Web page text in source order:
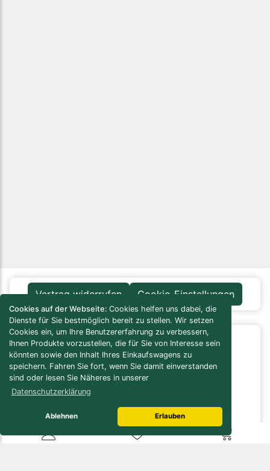
Cookies auf der Webseite:Cookies helfen uns dabei, die
Dienste für Sie bestmöglich bereit zu stellen. Wir setzen
Cookies ein, um Ihre Benutzererfahrung zu verbessern,
Ihnen Produkte vorzustellen, die für Sie von Interesse sein
könnten sowie den Inhalt Ihres Einkaufswagens zu
speichern. Fahren Sie fort, wenn Sie damit einverstanden
sind oder lesen Sie Näheres in unserer
Datenschutzerklärung
Ablehnen Erlauben
Vertrag widerrufen Cookie-Einstellungen
Infos / Service
Versandkosten-Rechner
Verbrauchs-/Bedarfsrechner
Bau- / Verlegeanleitungen
Pflegeanleitungen
Öffnungszeiten